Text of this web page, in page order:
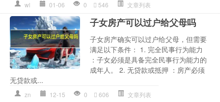
wl 01-06 0 546 文章列表
子女房产可以过户给父母吗
子女房产确实可以过户给父母，但需要
满足以下条件： 1. 完全民事行为能力
：子女必须是具备完全民事行为能力的
成年人。 2. 无贷款或抵押 ：房产必须
无贷款或...
zn 12-15 0 606 文章列表